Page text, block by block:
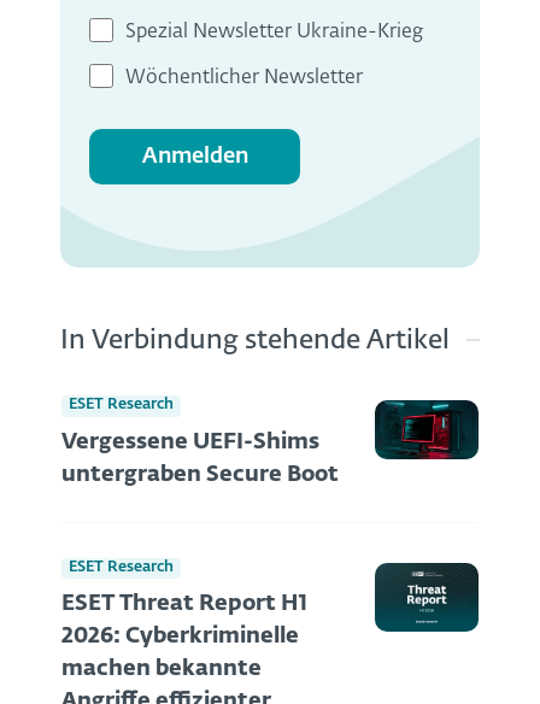
Spezial Newsletter Ukraine-Krieg
Wöchentlicher Newsletter
Anmelden
In Verbindung stehende Artikel
ESET Research
Vergessene UEFI-Shims
untergraben Secure Boot
ESET Research
ESET Threat Report H1
2026: Cyberkriminelle
machen bekannte